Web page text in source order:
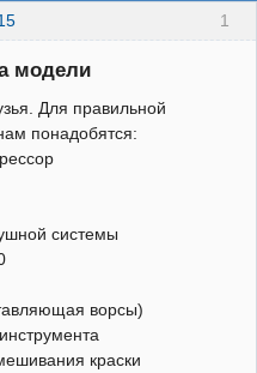
1
модели
Для правильной
понадобятся:
системы
ворсы)
краски